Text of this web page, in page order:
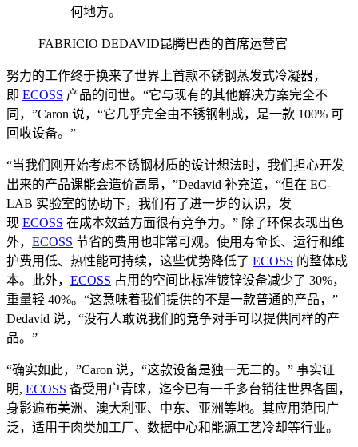
何地方。
FABRICIO DEDAVID昆腾巴西的首席运营官
努力的工作终于换来了世界上首款不锈钢蒸发式冷凝器，
即 ECOSS 产品的问世。“它与现有的其他解决方案完全不
同，”Caron 说，“它几乎完全由不锈钢制成，是一款 100% 可
回收设备。”
“当我们刚开始考虑不锈钢材质的设计想法时，我们担心开发
出来的产品课能会造价高昂，”Dedavid 补充道，“但在 EC-
LAB 实验室的协助下，我们有了进一步的认识，发
现 ECOSS 在成本效益方面很有竞争力。” 除了环保表现出色
外， ECOSS 节省的费用也非常可观。使用寿命长、运行和维
护费用低、热性能可持续，这些优势降低了 ECOSS 的整体成
本。此外， ECOSS 占用的空间比标准镀锌设备减少了 30%，
重量轻 40%。“这意味着我们提供的不是一款普通的产品，”
Dedavid 说，“没有人敢说我们的竞争对手可以提供同样的产
品。”
“确实如此，”Caron 说，“这款设备是独一无二的。” 事实证
明, ECOSS 备受用户青睐，迄今已有一千多台销往世界各国，
身影遍布美洲、澳大利亚、中东、亚洲等地。其应用范围广
泛，适用于肉类加工厂、数据中心和能源工艺冷却等行业。